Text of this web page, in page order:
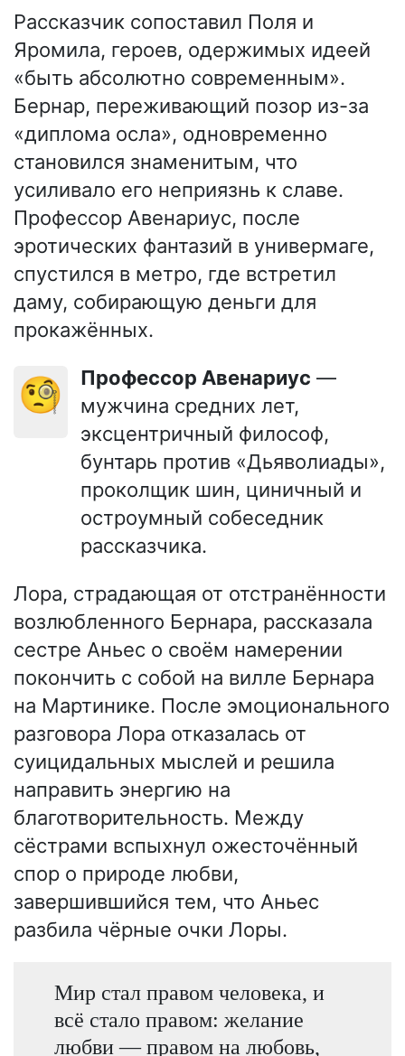
Рассказчик сопоставил Поля и
Яромила, героев, одержимых идеей
«быть абсолютно современным».
Бернар, переживающий позор из-за
«диплома осла», одновременно
становился знаменитым, что
усиливало его неприязнь к славе.
Профессор Авенариус, после
эротических фантазий в универмаге,
спустился в метро, где встретил
даму, собирающую деньги для
прокажённых.
🧐 Профессор Авенариус —
мужчина средних лет,
эксцентричный философ,
бунтарь против «Дьяволиады»,
проколщик шин, циничный и
остроумный собеседник
рассказчика.
Лора, страдающая от отстранённости
возлюбленного Бернара, рассказала
сестре Аньес о своём намерении
покончить с собой на вилле Бернара
на Мартинике. После эмоционального
разговора Лора отказалась от
суицидальных мыслей и решила
направить энергию на
благотворительность. Между
сёстрами вспыхнул ожесточённый
спор о природе любви,
завершившийся тем, что Аньес
разбила чёрные очки Лоры.
Мир стал правом человека, и
всё стало правом: желание
любви — правом на любовь,